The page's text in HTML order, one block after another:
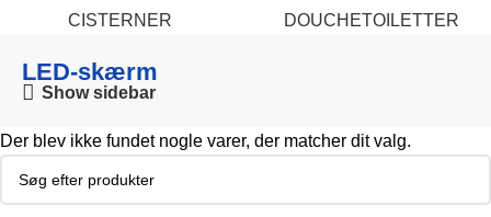
CISTERNER DOUCHETOILETTER
LED-skærm
Show sidebar
Der blev ikke fundet nogle varer, der matcher dit valg.